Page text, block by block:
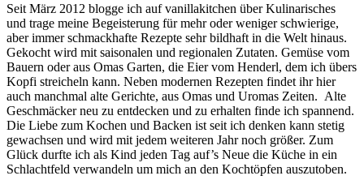
Seit März 2012 blogge ich auf vanillakitchen über Kulinarisches
und trage meine Begeisterung für mehr oder weniger schwierige,
aber immer schmackhafte Rezepte sehr bildhaft in die Welt hinaus.
Gekocht wird mit saisonalen und regionalen Zutaten. Gemüse vom
Bauern oder aus Omas Garten, die Eier vom Henderl, dem ich übers
Kopfi streicheln kann. Neben modernen Rezepten findet ihr hier
auch manchmal alte Gerichte, aus Omas und Uromas Zeiten. Alte
Geschmäcker neu zu entdecken und zu erhalten finde ich spannend.
Die Liebe zum Kochen und Backen ist seit ich denken kann stetig
gewachsen und wird mit jedem weiteren Jahr noch größer. Zum
Glück durfte ich als Kind jeden Tag auf’s Neue die Küche in ein
Schlachtfeld verwandeln um mich an den Kochtöpfen auszutoben.